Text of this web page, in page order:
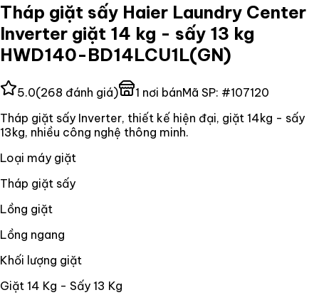
Tháp giặt sấy Haier Laundry Center
Inverter giặt 14 kg - sấy 13 kg
HWD140-BD14LCU1L(GN)
5.0(268 đánh giá) 1 nơi bánMã SP: #107120
Tháp giặt sấy Inverter, thiết kế hiện đại, giặt 14kg - sấy
13kg, nhiều công nghệ thông minh.
Loại máy giặt
Tháp giặt sấy
Lồng giặt
Lồng ngang
Khối lượng giặt
Giặt 14 Kg - Sấy 13 Kg